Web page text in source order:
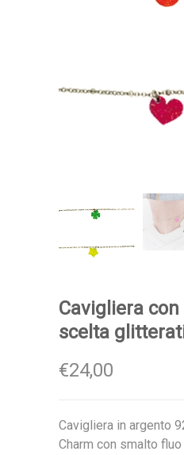
Cavigliera
scelta
€24,00
Cavigliera in argento
Charm con smalto